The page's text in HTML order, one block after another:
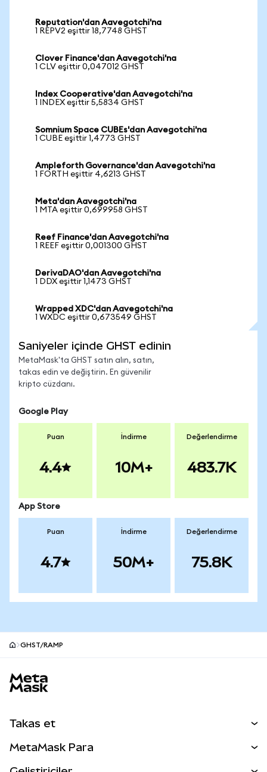
Reputation'dan Aavegotchi'na
1 REPV2 eşittir 18,7748 GHST
Clover Finance'dan Aavegotchi'na
1 CLV eşittir 0,047012 GHST
Index Cooperative'dan Aavegotchi'na
1 INDEX eşittir 5,5834 GHST
Somnium Space CUBEs'dan Aavegotchi'na
1 CUBE eşittir 1,4773 GHST
Ampleforth Governance'dan Aavegotchi'na
1 FORTH eşittir 4,6213 GHST
Meta'dan Aavegotchi'na
1 MTA eşittir 0,699958 GHST
Reef Finance'dan Aavegotchi'na
1 REEF eşittir 0,001300 GHST
DerivaDAO'dan Aavegotchi'na
1 DDX eşittir 1,1473 GHST
Wrapped XDC'dan Aavegotchi'na
1 WXDC eşittir 0,673549 GHST
Saniyeler içinde GHST edinin
MetaMask'ta GHST satın alın, satın,
takas edin ve değiştirin. En güvenilir
kripto cüzdanı.
Google Play
Puan
4.4
İndirme
10M+
Değerlendirme
483.7K
App Store
Puan
4.7
İndirme
50M+
Değerlendirme
75.8K
GHST/RAMP
Takas et
MetaMask Para